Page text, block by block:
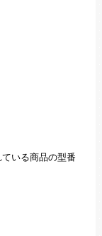
いる商品の型番